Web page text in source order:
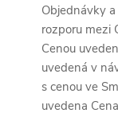
Objednávky
rozporu mezi
Cenou
uvedená v
s cenou ve
uvedena